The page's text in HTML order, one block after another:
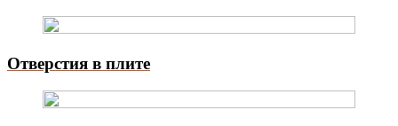
Отверстия в плите